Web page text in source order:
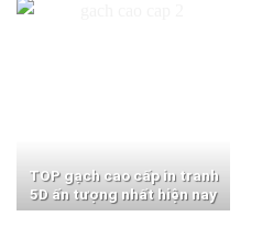
TOP gạch cao cấp in tranh
5D ấn tượng nhất hiện nay